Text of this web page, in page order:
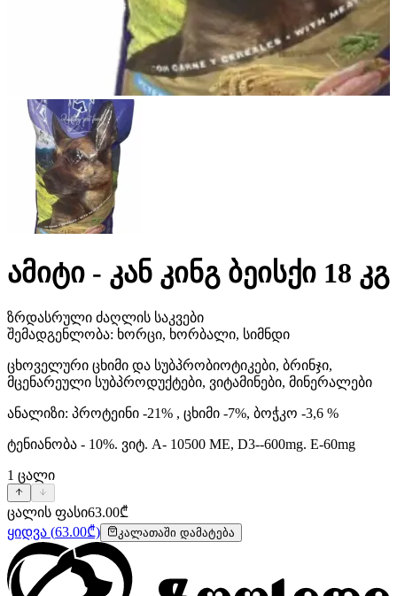
ამიტი - კან კინგ ბეისქი 18 კგ
ზრდასრული ძაღლის საკვები
შემადგენლობა: ხორცი, ხორბალი, სიმნდი
ცხოველური ცხიმი და სუბპრობიოტიკები, ბრინჯი,
მცენარეული სუბპროდუქტები, ვიტამინები, მინერალები
ანალიზი: პროტეინი -21% , ცხიმი -7%, ბოჭკო -3,6 %
ტენიანობა - 10%. ვიტ. A- 10500 ME, D3--600mg. E-60mg
1 ცალი
ცალის ფასი63.00₾
ყიდვა (63.00₾) კალათაში დამატება